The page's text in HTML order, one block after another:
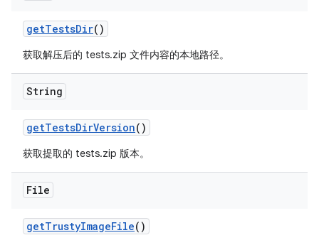
getTestsDir()
获取解压后的 tests.zip 文件内容的本地路径。
String
getTestsDirVersion()
获取提取的 tests.zip 版本。
File
getTrustyImageFile()